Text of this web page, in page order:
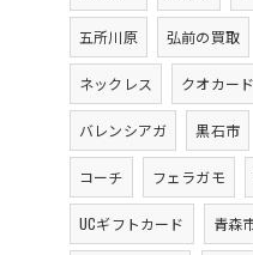
五所川原 弘前の買取
ネックレス クオカード
バレンシアガ 黒石市
コーチ フェラガモ
UCギフトカード 青森